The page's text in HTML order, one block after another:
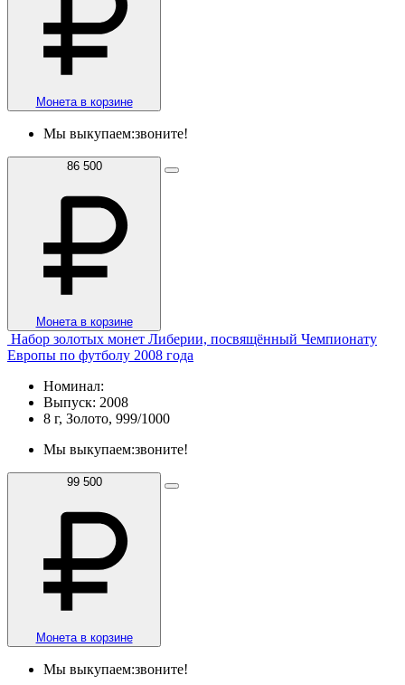
Монета в корзине
Мы выкупаем:звоните!
86 500
Монета в корзине
Набор золотых монет Либерии, посвящённый Чемпионату
Европы по футболу 2008 года
Номинал:
Выпуск: 2008
8 г, Золото, 999/1000
Мы выкупаем:звоните!
99 500
Монета в корзине
Мы выкупаем:звоните!